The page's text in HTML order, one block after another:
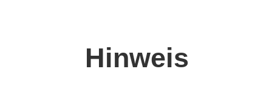
Hinweis